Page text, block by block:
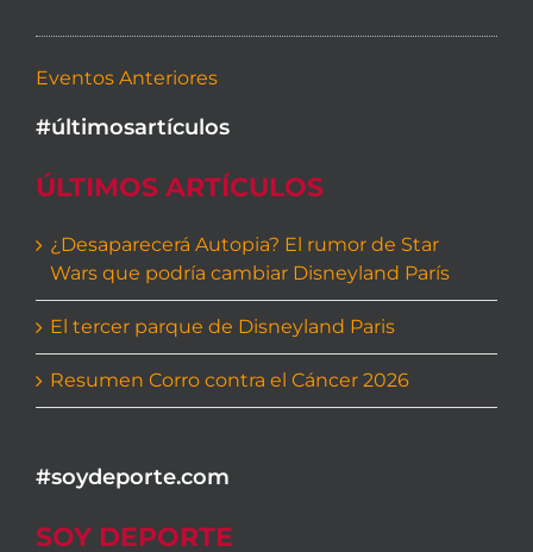
Eventos Anteriores
#últimosartículos
ÚLTIMOS ARTÍCULOS
¿Desaparecerá Autopia? El rumor de Star
Wars que podría cambiar Disneyland París
El tercer parque de Disneyland Paris
Resumen Corro contra el Cáncer 2026
#soydeporte.com
SOY DEPORTE